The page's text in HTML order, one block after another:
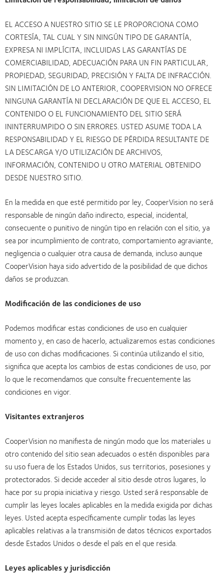
EL ACCESO A NUESTRO SITIO SE LE PROPORCIONA COMO
CORTESÍA, TAL CUAL Y SIN NINGÚN TIPO DE GARANTÍA,
EXPRESA NI IMPLÍCITA, INCLUIDAS LAS GARANTÍAS DE
COMERCIABILIDAD, ADECUACIÓN PARA UN FIN PARTICULAR,
PROPIEDAD, SEGURIDAD, PRECISIÓN Y FALTA DE INFRACCIÓN.
SIN LIMITACIÓN DE LO ANTERIOR, COOPERVISION NO OFRECE
NINGUNA GARANTÍA NI DECLARACIÓN DE QUE EL ACCESO, EL
CONTENIDO O EL FUNCIONAMIENTO DEL SITIO SERÁ
ININTERRUMPIDO O SIN ERRORES. USTED ASUME TODA LA
RESPONSABILIDAD Y EL RIESGO DE PÉRDIDA RESULTANTE DE
LA DESCARGA Y/O UTILIZACIÓN DE ARCHIVOS,
INFORMACIÓN, CONTENIDO U OTRO MATERIAL OBTENIDO
DESDE NUESTRO SITIO.
En la medida en que esté permitido por ley, CooperVision no será
responsable de ningún daño indirecto, especial, incidental,
consecuente o punitivo de ningún tipo en relación con el sitio, ya
sea por incumplimiento de contrato, comportamiento agraviante,
negligencia o cualquier otra causa de demanda, incluso aunque
CooperVision haya sido advertido de la posibilidad de que dichos
daños se produzcan.
Modificación de las condiciones de uso
Podemos modificar estas condiciones de uso en cualquier
momento y, en caso de hacerlo, actualizaremos estas condiciones
de uso con dichas modificaciones. Si continúa utilizando el sitio,
significa que acepta los cambios de estas condiciones de uso, por
lo que le recomendamos que consulte frecuentemente las
condiciones en vigor.
Visitantes extranjeros
CooperVision no manifiesta de ningún modo que los materiales u
otro contenido del sitio sean adecuados o estén disponibles para
su uso fuera de los Estados Unidos, sus territorios, posesiones y
protectorados. Si decide acceder al sitio desde otros lugares, lo
hace por su propia iniciativa y riesgo. Usted será responsable de
cumplir las leyes locales aplicables en la medida exigida por dichas
leyes. Usted acepta específicamente cumplir todas las leyes
aplicables relativas a la transmisión de datos técnicos exportados
desde Estados Unidos o desde el país en el que resida.
Leyes aplicables y jurisdicción